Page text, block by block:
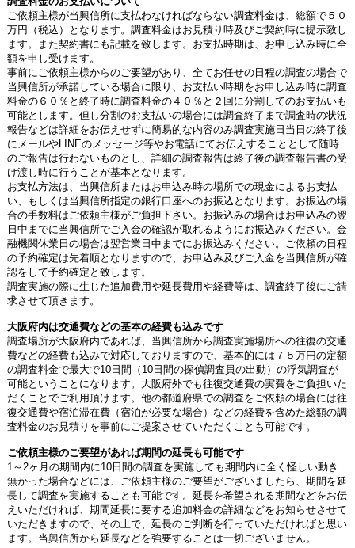
ご依頼主様が当興信所に支払わなければならない調査料金は、総額で５０
万円（税込）となります。調査料金はお見積り時及びご契約時に提示致し
ます。また契約書にも記載を致します。お支払時期は、お申し込み時に全
額を申し受けます。
事前にご依頼主様からのご要望があり、全てお任せの日程の調査の場合で
当興信所が承諾している場合に限り、お支払い時期をお申し込み時に調査
料金の６０％と終了時に調査料金の４０％と２回に分割してのお支払いも
可能とします。但し分割のお支払いの場合には調査終了まで調査時の状況
報告などは詳細をお伝えせずに簡易的な内容のみ調査実施日当日の終了後
にメールやLINEのメッセージ等やお電話にてお伝えすることとして随時
のご報告は行わないものとし、詳細の調査報告は終了後の調査報告書の受
け渡し時に行うことが基本となります。
お支払方法は、当興信所またはお申込み時の場所での現金によるお支払
い、もしくは当興信所指定の銀行口座へのお振込となります。お振込の場
合の手数料はご依頼主様がご負担下さい。お振込みの場合はお申込みの翌
日中までに当興信所でご入金の確認が取れるようにお振込みください。金
融機関休業日の場合は翌営業日中までにお振込みください。ご依頼の日程
の予約確定は先着順となりますので、お申込み及びご入金を当興信所が確
認をして予約確定と致します。
調査実施の際に生じた追加費用や延長費用や経費等は、調査終了後にご請
求させて頂きます。
大阪府内は交通費などの基本の経費も込みです
調査場所が大阪府内であれば、当興信所から調査実施場所への往復の交通
費などの経費も込みで対応しておりますので、基本的には７５万円の定額
の調査料金で最大で10日間（10日間の探偵調査員の出動）の浮気調査が
可能ということになります。大阪府外でも往復交通費の実費をご負担いた
だくことでご利用頂けます。他の都道府県での調査をご依頼の場合には往
復交通費や宿泊滞在費（宿泊が必要な場合）などの経費を含めた総額の調
査料金のお見積りを事前にご提案させていただくことも可能です。
ご依頼主様のご要望があれば期間の延長も可能です
1～2ヶ月の期間内に10日間の調査を実施しても期間内に全く怪しい動き
無かった場合などには、ご依頼主様のご要望がございましたら、期間を延
長して調査を実施することも可能です。延長を希望される期間などをお伝
えいただければ、期間延長に要する追加料金の詳細などをお知らせさせて
いただきますので、その上で、延長のご判断を行っていただければと思い
ます。当興信所から延長などを強要することは一切ございません。